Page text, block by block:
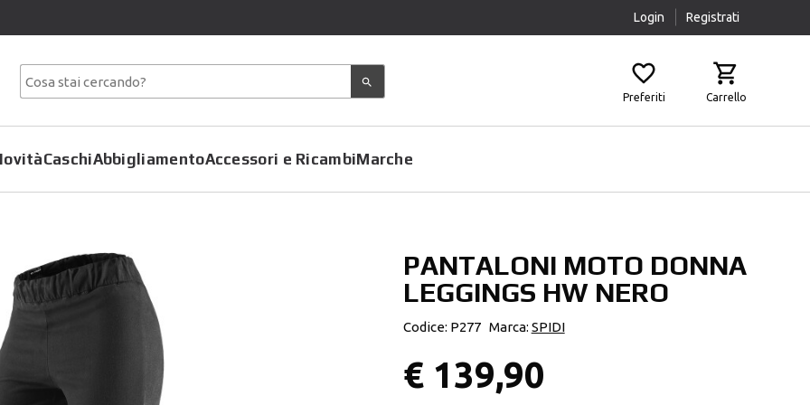
Login Registrati
Preferiti Carrello
Caschi
Prodotti Pulizia
Scaldacollo
Sottocasco
Abbigliamento
Copriscarpe
Giacche
Pantaloni
Airbag
Fasce Lombari
Ginocchiere
Paraschiena
Protezioni Aggiuntive
Accessori e RicambiMarche
PANTALONI MOTO DONNA
LEGGINGS HW NERO
Codice: P277 Marca: SPIDI
€ 139,90